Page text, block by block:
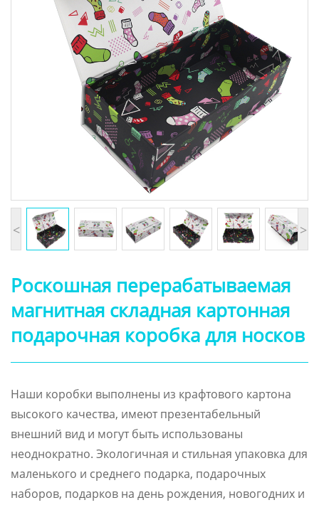
< >
Роскошная перерабатываемая
магнитная складная картонная
подарочная коробка для носков
Наши коробки выполнены из крафтового картона
высокого качества, имеют презентабельный
внешний вид и могут быть использованы
неоднократно. Экологичная и стильная упаковка для
маленького и среднего подарка, подарочных
наборов, подарков на день рождения, новогодних и